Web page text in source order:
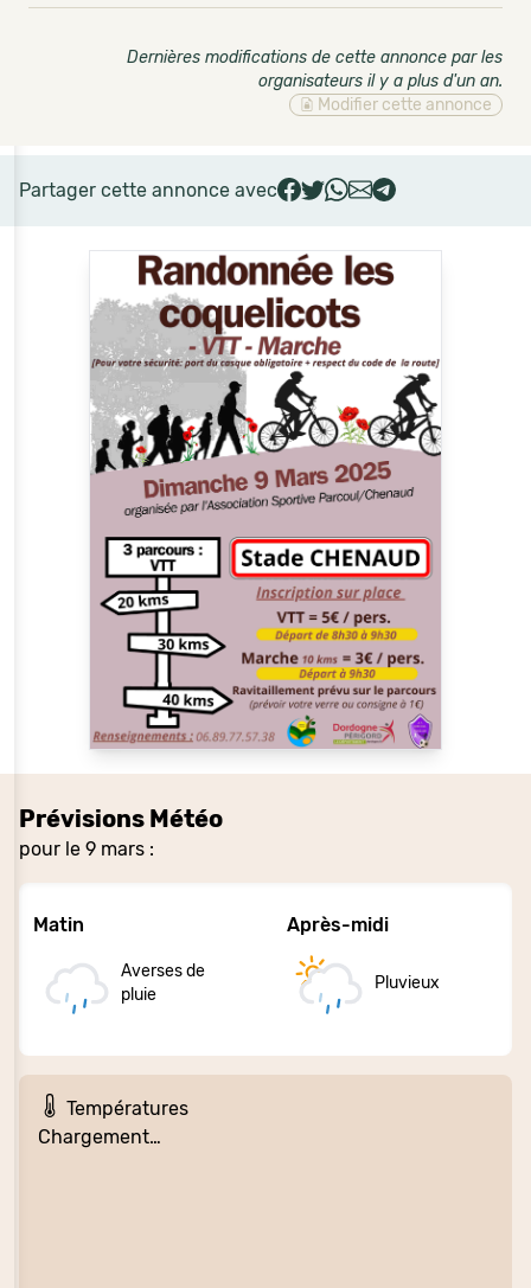
Prévisions Météo
pour le 9 mars :
Matin
Averses de
pluie
Après-midi
Pluvieux
Températures
Chargement…
Dernières modifications de cette annonce par les
organisateurs il y a plus d'un an.
Modifier cette annonce
Partager cette annonce avec